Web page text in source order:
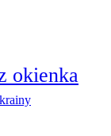
okienka